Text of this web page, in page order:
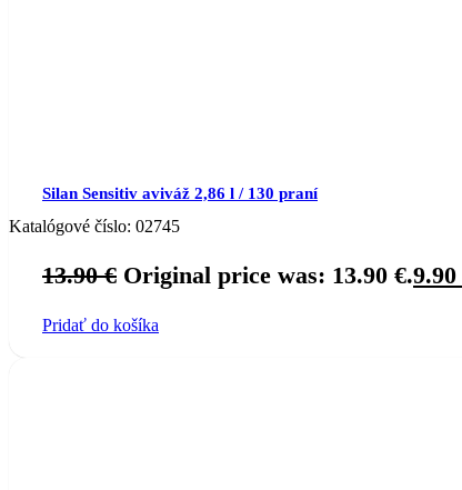
Silan Sensitiv aviváž 2,86 l / 130 praní
Katalógové číslo: 02745
13.90€ Original price was: 13.90 €.9.90
Pridať do košíka